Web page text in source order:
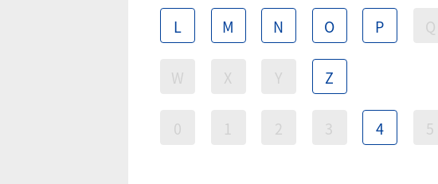
L M N O P Q
W X Y Z
0 1 2 3 4 5